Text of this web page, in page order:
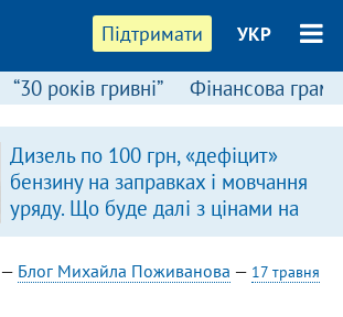
Підтримати УКР
“30 років гривні” Фінансова
Дизель по 100 грн, «дефіцит»
бензину на заправках і мовчання
уряду. Що буде далі з цінами на
пальне?
— Блог Михайла Поживанова — 17 травня